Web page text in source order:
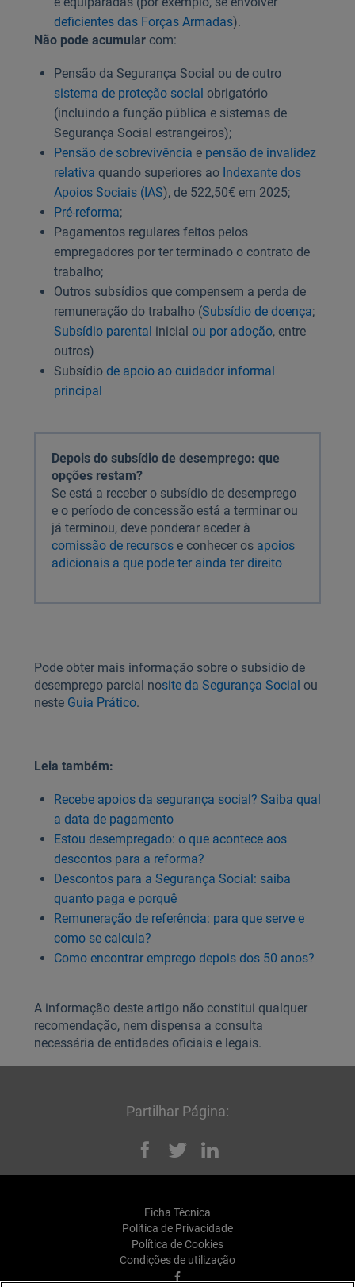
deficientes das Forças Armadas).
Não pode acumular com:
Pensão da Segurança Social ou de outro
sistema de proteção social obrigatório
(incluindo a função pública e sistemas de
Segurança Social estrangeiros);
Pensão de sobrevivência e pensão de invalidez
relativa quando superiores ao Indexante dos
Apoios Sociais (IAS), de 522,50€ em 2025;
Pré-reforma;
Pagamentos regulares feitos pelos
empregadores por ter terminado o contrato de
trabalho;
Outros subsídios que compensem a perda de
remuneração do trabalho (Subsídio de doença;
Subsídio parental inicial ou por adoção, entre
outros)
Subsídio de apoio ao cuidador informal
principal
Depois do subsídio de desemprego: que
opções restam?
Se está a receber o subsídio de desemprego
e o período de concessão está a terminar ou
já terminou, deve ponderar aceder à
comissão de recursose conhecer os apoios
adicionais a que pode ter ainda ter direito
Pode obter mais informação sobre o subsídio de
desemprego parcial nosite da Segurança Social ou
neste Guia Prático.
Leia também:
Recebe apoios da segurança social? Saiba qual
a data de pagamento
Estou desempregado: o que acontece aos
descontos para a reforma?
Descontos para a Segurança Social: saiba
quanto paga e porquê
Remuneração de referência: para que serve e
como se calcula?
Como encontrar emprego depois dos 50 anos?
A informação deste artigo não constitui qualquer
recomendação, nem dispensa a consulta
necessária de entidades oficiais e legais.
Partilhar Página:
Facebook
Twitter
Ficha Técnica
Política de Privacidade
Política de Cookies
Condições de utilização